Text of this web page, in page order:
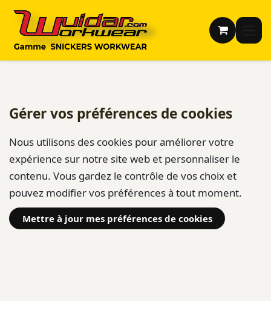
Gérer vos préférences de cookies
Nous utilisons des cookies pour améliorer votre
expérience sur notre site web et personnaliser le
contenu. Vous gardez le contrôle de vos choix et
pouvez modifier vos préférences à tout moment.
Mettre à jour mes préférences de cookies